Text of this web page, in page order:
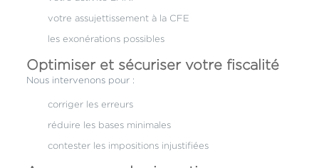
votre assujettissement à la CFE
les exonérations possibles
Optimiser et sécuriser votre fiscalité
Nous intervenons pour :
corriger les erreurs
réduire les bases minimales
contester les impositions injustifiées